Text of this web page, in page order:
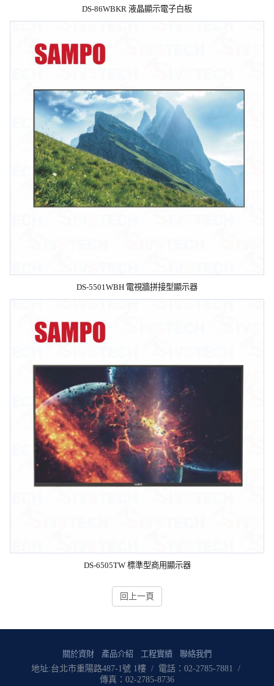
DS-86WBKR 液晶顯示電子白板
DS-5501WBH 電視牆拼接型顯示器
DS-6505TW 標準型商用顯示器
回上一頁
關於資財 產品介紹 工程實績 聯絡我們
地址:台北市重陽路487-1號 1樓 / 電話：02-2785-7881 /
傳真：02-2785-8736